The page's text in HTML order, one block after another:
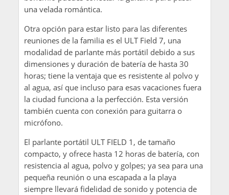
una velada romántica.
Otra opción para estar listo para las diferentes
reuniones de la familia es el ULT Field 7, una
modalidad de parlante más portátil debido a sus
dimensiones y duración de batería de hasta 30
horas; tiene la ventaja que es resistente al polvo y
al agua, así que incluso para esas vacaciones fuera
la ciudad funciona a la perfección. Esta versión
también cuenta con conexión para guitarra o
micrófono.
El parlante portátil ULT FIELD 1, de tamaño
compacto, y ofrece hasta 12 horas de batería, con
resistencia al agua, polvo y golpes; ya sea para una
pequeña reunión o una escapada a la playa
siempre llevará fidelidad de sonido y potencia de